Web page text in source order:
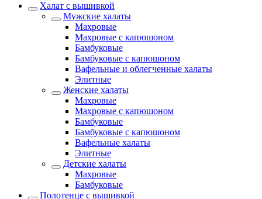
Халат с вышивкой
Мужские халаты
Махровые
Махровые с капюшоном
Бамбуковые
Бамбуковые с капюшоном
Вафельные и облегченные халаты
Элитные
Женские халаты
Махровые
Махровые с капюшоном
Бамбуковые
Бамбуковые с капюшоном
Вафельные халаты
Элитные
Детские халаты
Махровые
Бамбуковые
Полотенце с вышивкой